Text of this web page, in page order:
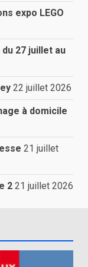
expo LEGO
27 juillet au
22 juillet 2026
à domicile
21 juillet
2 21 juillet 2026